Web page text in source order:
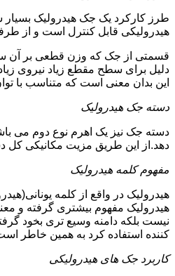
طرز کارکرد یک جک هیدرولیک
هیدرولیکی قابل کنترل است و از
قسمتی از جک که وزن قطعی بر آن
دلیل برای سطح مقطع زیاد نیروی
این بدان معنی است که متناسب با
دسته جک هیدرولیک
دسته جک نیز یک اهرم نوع دوم می
دهد.از این طریق مزیت مکانیکی کل
مفهوم کلمه هیدرولیک
هیدرولیک در واقع از کلمه
هیدرولیک مفهوم بیشتری گرفته و
نیست بلکه دامنه وسیع تری بخود
کننده استفاده کرد به همین خاطر
کاربرد جک های هیدرولیکی